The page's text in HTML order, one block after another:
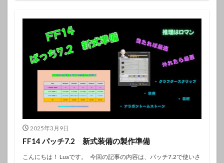
2025年3月9日
FF14 パッチ7.2 新式装備の製作準備
こんにちは！ Luaです。 今回の記事の内容は、パッチ7.2で使いさ